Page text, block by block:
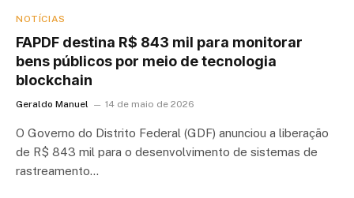
NOTÍCIAS
FAPDF destina R$ 843 mil para monitorar
bens públicos por meio de tecnologia
blockchain
Geraldo Manuel 14 de maio de 2026
O Governo do Distrito Federal (GDF) anunciou a liberação
de R$ 843 mil para o desenvolvimento de sistemas de
rastreamento…